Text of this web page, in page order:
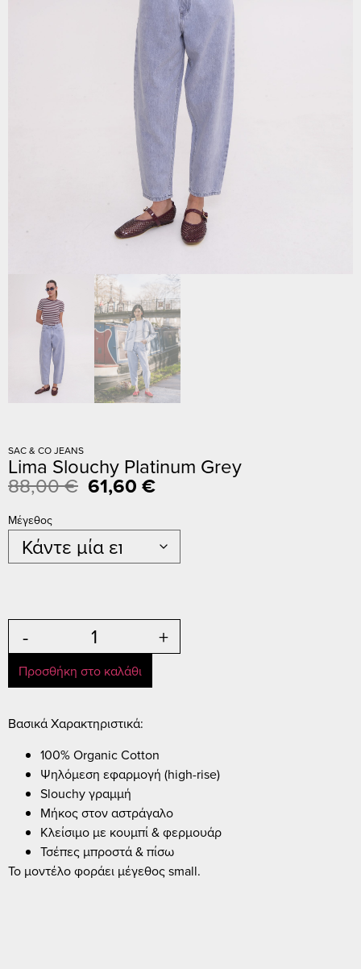
SAC & CO JEANS
Lima Slouchy Platinum Grey
88,00€ 61,60 €
Μέγεθος
- +
Προσθήκη στο καλάθι
Βασικά Χαρακτηριστικά:
100% Organic Cotton
Ψηλόμεση εφαρμογή (high-rise)
Slouchy γραμμή
Μήκος στον αστράγαλο
Κλείσιμο με κουμπί & φερμουάρ
Τσέπες μπροστά & πίσω
Το μοντέλο φοράει μέγεθος small.